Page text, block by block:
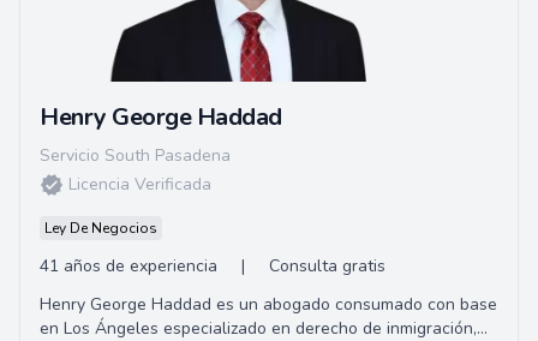
Henry George Haddad
Servicio South Pasadena
Licencia Verificada
Ley De Negocios
41 años de experiencia |
Consulta gratis
Henry George Haddad es un abogado consumado con base
en Los Ángeles especializado en derecho de inmigración,